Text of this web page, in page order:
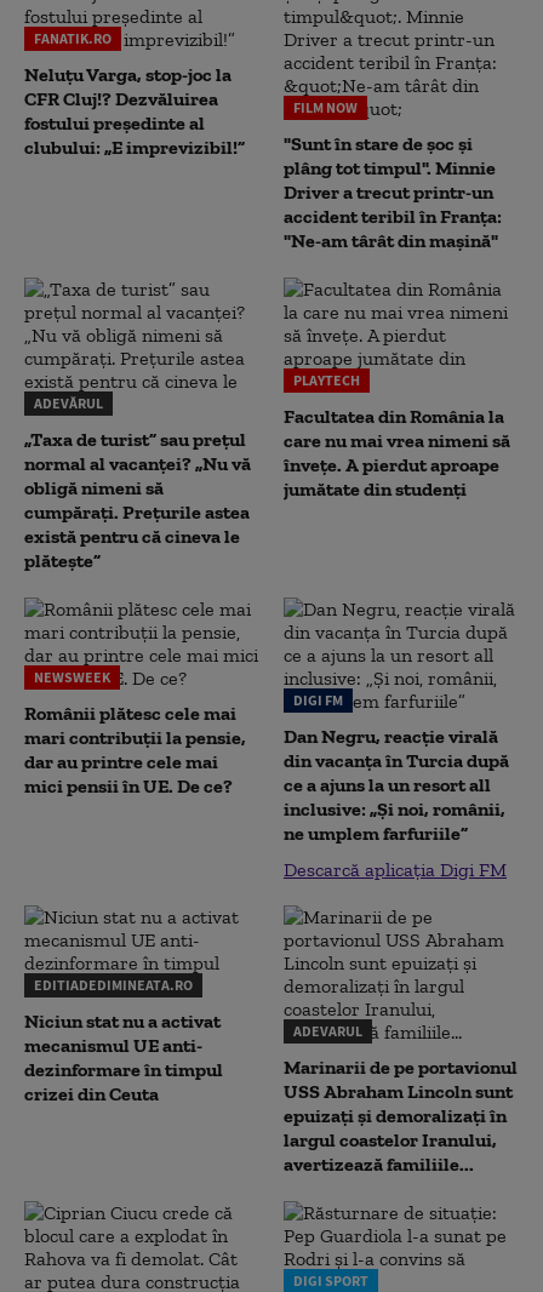
FANATIK.RO
Neluțu Varga, stop-joc la
CFR Cluj!? Dezvăluirea
fostului președinte al
clubului: „E imprevizibil!”
FILM NOW
"Sunt în stare de șoc și
plâng tot timpul". Minnie
Driver a trecut printr-un
accident teribil în Franța:
"Ne-am târât din mașină"
ADEVĂRUL
„Taxa de turist” sau prețul
normal al vacanței? „Nu vă
obligă nimeni să
cumpărați. Prețurile astea
există pentru că cineva le
plătește”
PLAYTECH
Facultatea din România la
care nu mai vrea nimeni să
înveţe. A pierdut aproape
jumătate din studenţi
NEWSWEEK
Românii plătesc cele mai
mari contribuții la pensie,
dar au printre cele mai
mici pensii în UE. De ce?
DIGI FM
Dan Negru, reacție virală
din vacanța în Turcia după
ce a ajuns la un resort all
inclusive: „Și noi, românii,
ne umplem farfuriile”
Descarcă aplicația Digi FM
EDITIADEDIMINEATA.RO
Niciun stat nu a activat
mecanismul UE anti-
dezinformare în timpul
crizei din Ceuta
ADEVARUL
Marinarii de pe portavionul
USS Abraham Lincoln sunt
epuizați și demoralizați în
largul coastelor Iranului,
avertizează familiile...
DIGI SPORT